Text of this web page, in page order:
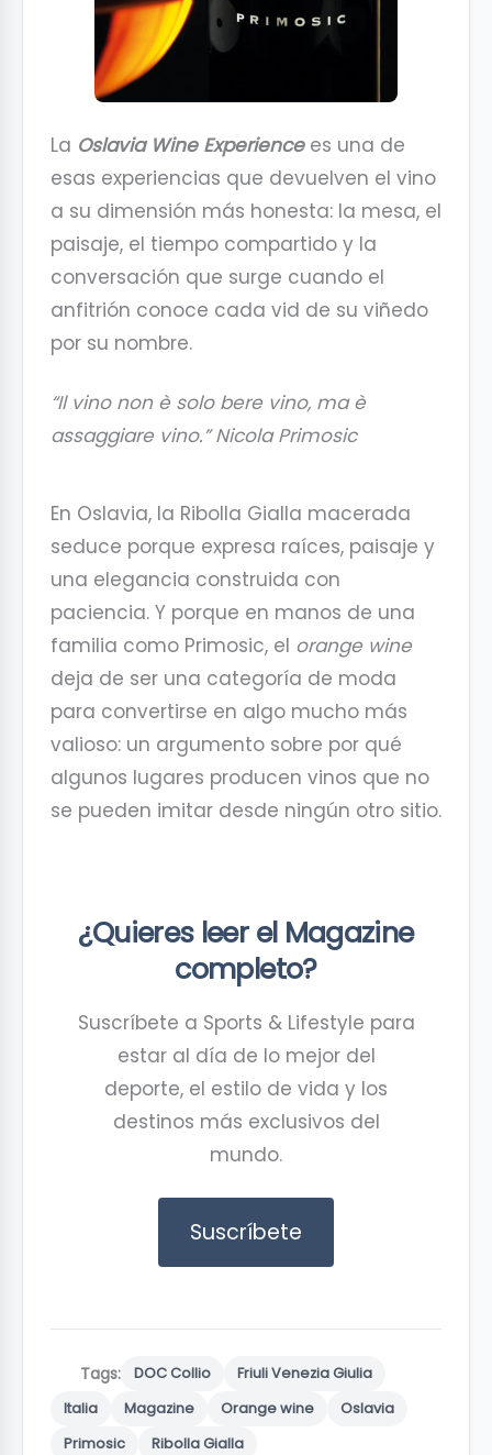
La Oslavia Wine Experiencees una de
esas experiencias que devuelven el vino
a su dimensión más honesta: la mesa, el
paisaje, el tiempo compartido y la
conversación que surge cuando el
anfitrión conoce cada vid de su viñedo
por su nombre.
“Il vino non è solo bere vino, ma è
assaggiare vino.” Nicola Primosic
En Oslavia, la Ribolla Gialla macerada
seduce porque expresa raíces, paisaje y
una elegancia construida con
paciencia. Y porque en manos de una
familia como Primosic, el orange wine
deja de ser una categoría de moda
para convertirse en algo mucho más
valioso: un argumento sobre por qué
algunos lugares producen vinos que no
se pueden imitar desde ningún otro sitio.
¿Quieres leer el Magazine
completo?
Suscríbete a Sports & Lifestyle para
estar al día de lo mejor del
deporte, el estilo de vida y los
destinos más exclusivos del
mundo.
Suscríbete
Tags: DOC Collio
Friuli Venezia Giulia
Italia
Magazine Orange wine
Oslavia
Primosic
Ribolla Gialla